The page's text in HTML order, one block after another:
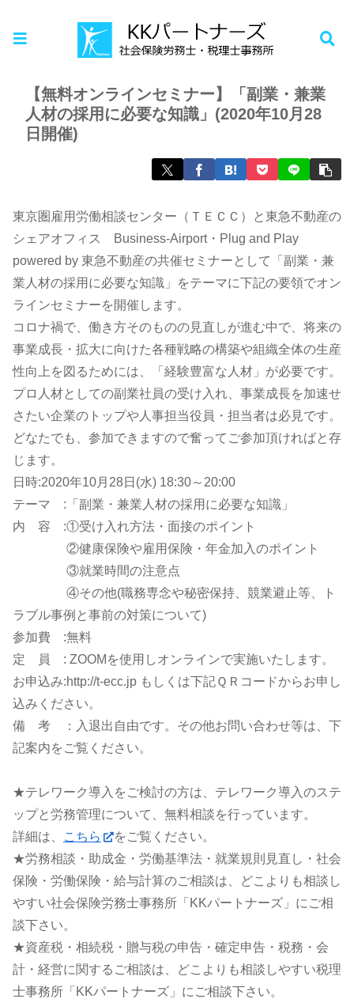
年金相談
【無料オンラインセミナー】「副業・兼業
人材の採用に必要な知識」(2020年10月28
日開催)
東京圏雇用労働相談センター（ＴＥＣＣ）と東急不動産の
シェアオフィス Business-Airport・Plug and Play
powered by 東急不動産の共催セミナーとして「副業・兼
業人材の採用に必要な知識」をテーマに下記の要領でオン
ラインセミナーを開催します。
コロナ禍で、働き方そのものの見直しが進む中で、将来の
事業成長・拡大に向けた各種戦略の構築や組織全体の生産
性向上を図るためには、「経験豊富な人材」が必要です。
プロ人材としての副業社員の受け入れ、事業成長を加速せ
さたい企業のトップや人事担当役員・担当者は必見です。
どなたでも、参加できますので奮ってご参加頂ければと存
じます。
日時:2020年10月28日(水) 18:30～20:00
テーマ :「副業・兼業人材の採用に必要な知識」
内 容 :①受け入れ方法・面接のポイント
②健康保険や雇用保険・年金加入のポイント
③就業時間の注意点
④その他(職務専念や秘密保持、競業避止等、ト
ラブル事例と事前の対策について)
参加費 :無料
定 員 : ZOOMを使用しオンラインで実施いたします。
お申込み:http://t-ecc.jp もしくは下記ＱＲコードからお申し
込みください。
備 考 ：入退出自由です。その他お問い合わせ等は、下
記案内をご覧ください。
★テレワーク導入をご検討の方は、テレワーク導入のステ
ップと労務管理について、無料相談を行っています。
詳細は、
こちら
をご覧ください。
★労務相談・助成金・労働基準法・就業規則見直し・社会
保険・労働保険・給与計算のご相談は、どこよりも相談し
やすい社会保険労務士事務所「KKパートナーズ」にご相
談下さい。
★資産税・相続税・贈与税の申告・確定申告・税務・会
計・経営に関するご相談は、どこよりも相談しやすい税理
士事務所「KKパートナーズ」にご相談下さい。